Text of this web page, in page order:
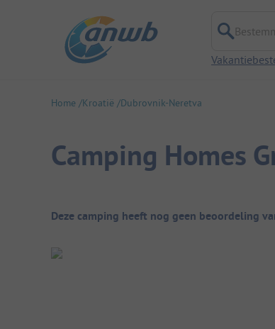
Home Kroatië Dubrovnik-Neretva
Camping Homes
Camping overzicht
Deze camping heeft nog geen beoordeling